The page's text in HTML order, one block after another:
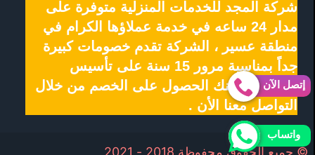
شركة المجد للخدمات المنزلية متوفرة على
مدار 24 ساعه في خدمة عملاؤها الكرام في
منطقة عسير ، الشركة تقدم خصومات كبيرة
جداً بمناسبة مرور 15 سنة على تأسيس
الشركة يمكنك الحصول على الخصم من خلال
التواصل معنا الأن .
© جميع الحقوق محفوظة 2018 - 2021
إتصل الآن
واتساب